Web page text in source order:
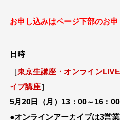
お申し込みはページ下部のお申
日時
［東京生講座・オンライン
イブ講座］
5月20日（月）13：00～16：00
●オンラインアーカイブは3営